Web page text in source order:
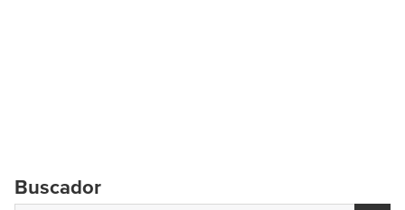
Buscador